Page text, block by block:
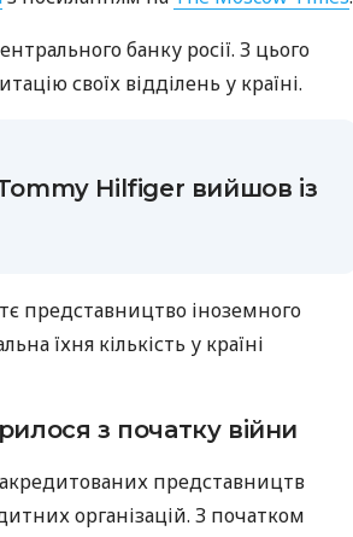
банку росії. З цього
своїх відділень у країні.
Hilfiger вийшов із
представництво іноземного
їхня кількість у країні
з початку війни
представництв
організацій. З початком